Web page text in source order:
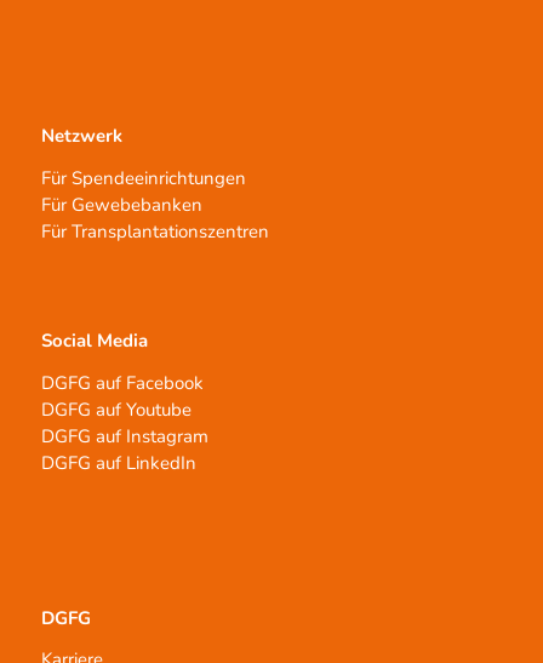
Netzwerk
Für Spendeeinrichtungen
Für Gewebebanken
Für Transplantationszentren
Social Media
DGFG auf Facebook
DGFG auf Youtube
DGFG auf Instagram
DGFG auf LinkedIn
DGFG